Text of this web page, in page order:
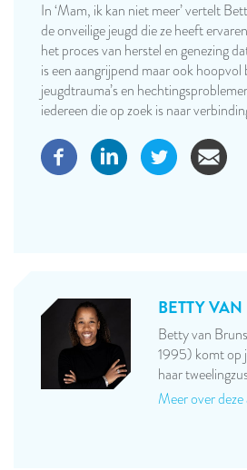
In ‘Mam, ik kan niet meer’ vertelt
de onveilige jeugd die ze heeft
het proces van herstel en genezing
is een aangrijpend maar ook hoopvol
jeugdtrauma’s en
iedereen die op zoek is naar
BETTY
Betty van
1995) komt op
haar
Meer over